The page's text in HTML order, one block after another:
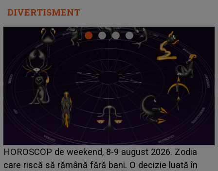
DIVERTISMENT
Emanuel a ținut ACEST DETALIU ASCUNS până
acum! În fața Alexandrei, concurentul din Casa Iubirii